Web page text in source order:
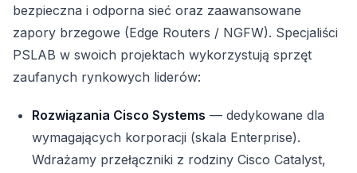
bezpieczna i odporna sieć oraz zaawansowane
zapory brzegowe (Edge Routers / NGFW). Specjaliści
PSLAB w swoich projektach wykorzystują sprzęt
zaufanych rynkowych liderów:
Rozwiązania Cisco Systems — dedykowane dla
wymagających korporacji (skala Enterprise).
Wdrażamy przełączniki z rodziny Cisco Catalyst,